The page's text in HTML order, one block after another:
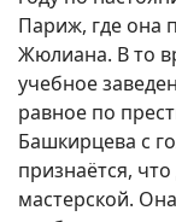
Париж, где она
Жюлиана. В то
учебное
равное по
Башкирцева с
признаётся,
мастерской.